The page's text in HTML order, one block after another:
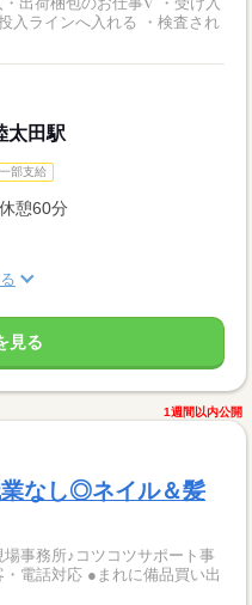
入ラインへ入れる ・検査され
太田駅
部支給
憩60分
見る
1週間以内公開
なし◎ネイル＆髪
事務所♪コツコツサポート事
電話対応 ●まれに備品買い出